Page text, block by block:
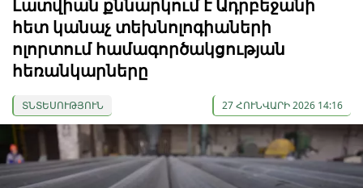
Լատվիան քննարկում է Ադրբեջանի
հետ կանաչ տեխնոլոգիաների
ոլորտում համագործակցության
հեռանկարները
ՏՆՏԵՍՈՒԹՅՈՒՆ 27 ՀՈՒՆՎԱՐԻ 2026 14:16